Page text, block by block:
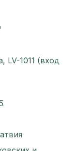
LV-1011 (вход